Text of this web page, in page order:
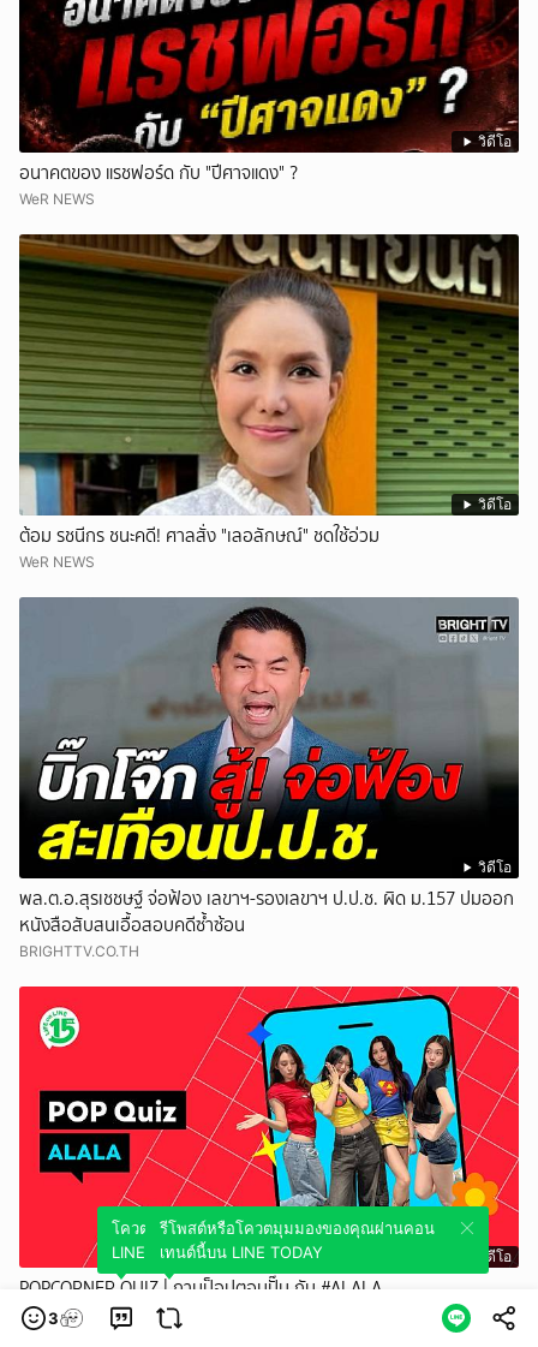
วิดีโอ
อนาคตของ แรชฟอร์ด กับ "ปีศาจแดง" ?
WeR NEWS
วิดีโอ
ต้อม รชนีกร ชนะคดี! ศาลสั่ง "เลอลักษณ์" ชดใช้อ่วม
WeR NEWS
วิดีโอ
พล.ต.อ.สุรเชชษฐ์ จ่อฟ้อง เลขาฯ-รองเลขาฯ ป.ป.ช. ผิด ม.157 ปมออก
หนังสือสับสนเอื้อสอบคดีซ้ำซ้อน
BRIGHTTV.CO.TH
วิดีโอ
POPCORNER QUIZ | ถามป็อปตอบปั๊บ กับ #ALALA
POPCORNER
3
โควตมุมมองของคุณผ่านคอนเทนต์นี้บน
LINE TODAY
รีโพสต์หรือโควตมุมมองของคุณผ่านคอน
เทนต์นี้บน LINE TODAY